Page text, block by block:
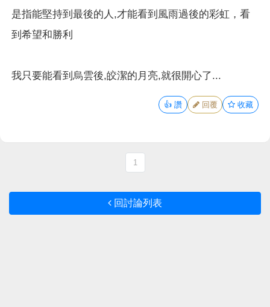
是指能堅持到最後的人,才能看到風雨過後的彩虹，看
到希望和勝利
我只要能看到烏雲後,皎潔的月亮,就很開心了...
👍 讚 回覆 收藏
1
回討論列表